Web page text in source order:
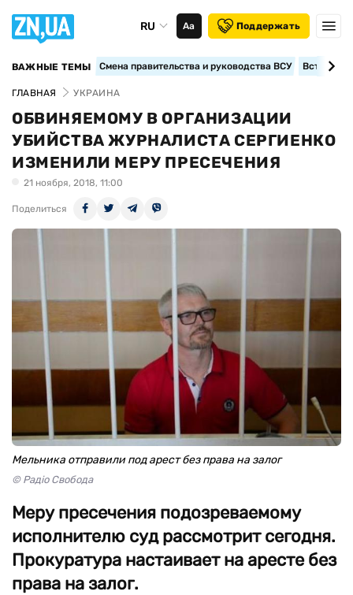
RU Аа Поддержать
ВАЖНЫЕ ТЕМЫ Смена правительства и руководства ВСУ
ГЛАВНАЯ УКРАИНА
ОБВИНЯЕМОМУ В ОРГАНИЗАЦИИ
УБИЙСТВА ЖУРНАЛИСТА СЕРГИЕНКО
ИЗМЕНИЛИ МЕРУ ПРЕСЕЧЕНИЯ
21 ноября, 2018, 11:00
Поделиться
Мельника отправили под арест без права на залог
© Радіо Свобода
Меру пресечения подозреваемому
исполнителю суд рассмотрит сегодня.
Прокуратура настаивает на аресте без
права на залог.